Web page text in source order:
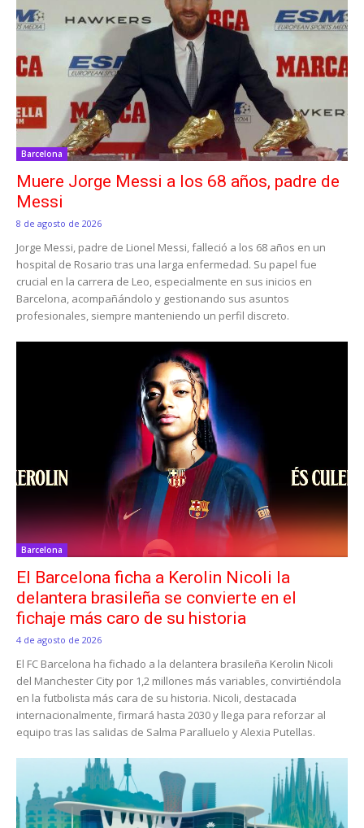
Barcelona
Muere Jorge Messi a los 68 años, padre de
Messi
8 de agosto de 2026
Jorge Messi, padre de Lionel Messi, falleció a los 68 años en un
hospital de Rosario tras una larga enfermedad. Su papel fue
crucial en la carrera de Leo, especialmente en sus inicios en
Barcelona, acompañándolo y gestionando sus asuntos
profesionales, siempre manteniendo un perfil discreto.
Barcelona
El Barcelona ficha a Kerolin Nicoli la
delantera brasileña se convierte en el
fichaje más caro de su historia
4 de agosto de 2026
El FC Barcelona ha fichado a la delantera brasileña Kerolin Nicoli
del Manchester City por 1,2 millones más variables, convirtiéndola
en la futbolista más cara de su historia. Nicoli, destacada
internacionalmente, firmará hasta 2030 y llega para reforzar al
equipo tras las salidas de Salma Paralluelo y Alexia Putellas.